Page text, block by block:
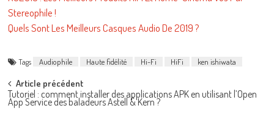
Stereophile !
Quels Sont Les Meilleurs Casques Audio De 2019 ?
Tags Audiophile Haute fidélité Hi-Fi HiFi ken ishiwata
Post
navigation
Article précédent
Tutoriel : comment installer des applications APK en utilisant l’Open
App Service des baladeurs Astell & Kern ?